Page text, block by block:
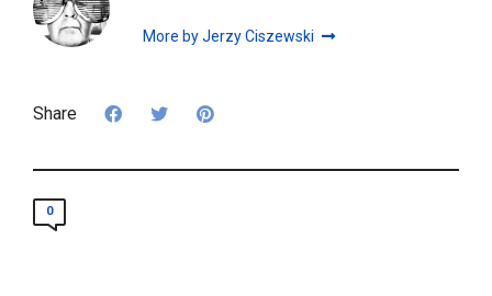
More by Jerzy Ciszewski
Share
0